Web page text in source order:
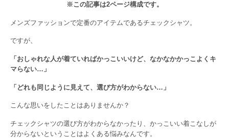
※この記事は2ページ構成です。
メンズファッションで定番のアイテムであるチェックシャツ。
ですが、
「おしゃれな人が着ていればかっこいいけど、なかなかかっこよくキ
マらない…」
「どれも同じように見えて、選び方がわからない…」
こんな思いをしたことはありませんか？
チェックシャツの選び方がわからなかったり、かっこいい着こなしが
分からないということはよくある悩みなんです。